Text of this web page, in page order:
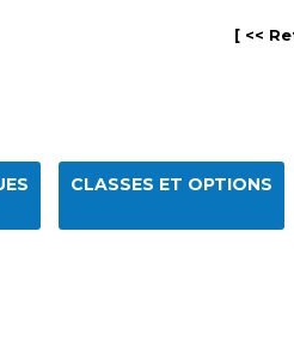
[ <<
CLASSES ET OPTIONS